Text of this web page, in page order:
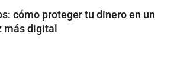
cómo proteger tu dinero en un
más digital